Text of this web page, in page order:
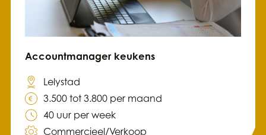
Accountmanager keukens
Lelystad
3.500 tot 3.800 per maand
40 uur per week
Commercieel/Verkoop